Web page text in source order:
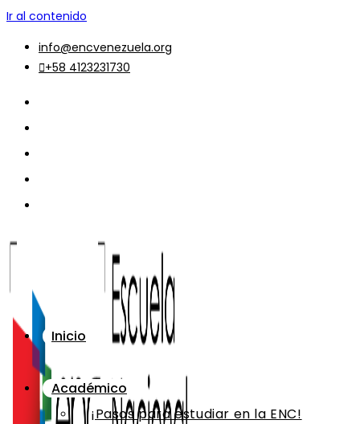
Ir al contenido
info@encvenezuela.org
+58 4123231730
Inicio
Académico
¡Pasos para estudiar en la ENC!